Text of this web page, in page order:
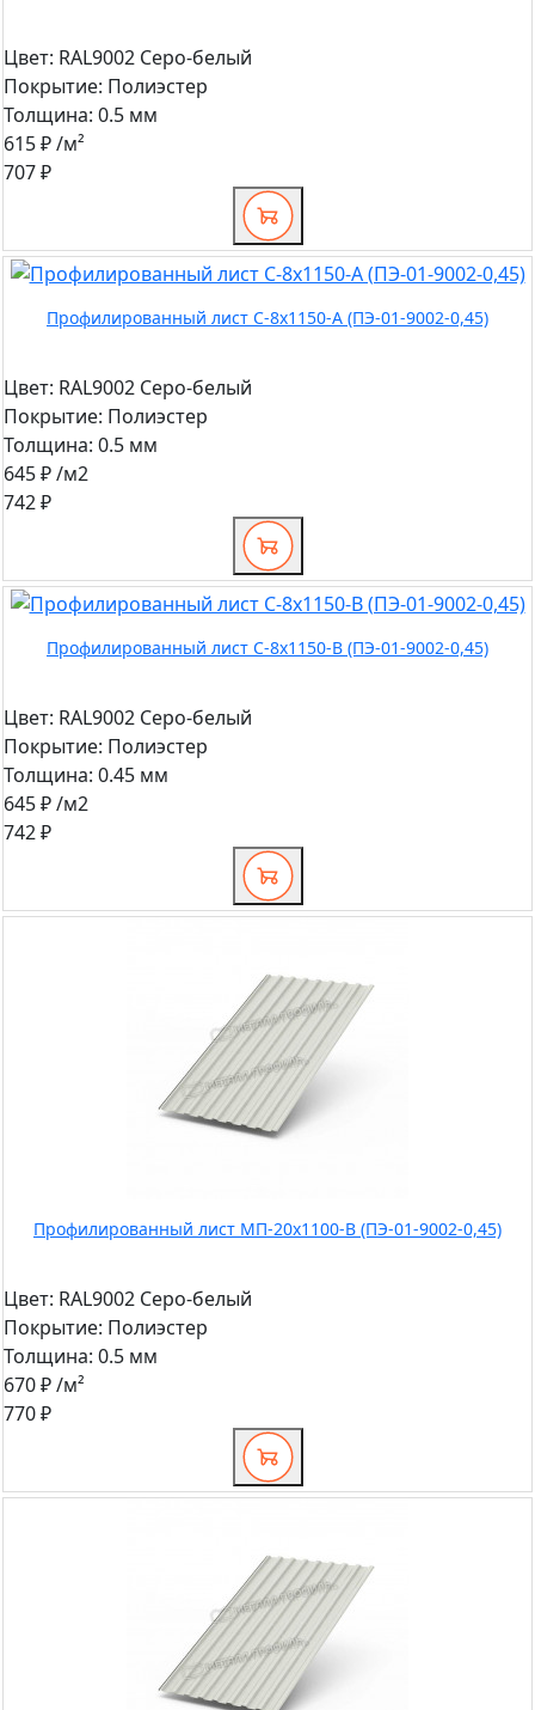
Цвет: RAL9002 Серо-белый
Покрытие: Полиэстер
Толщина: 0.5 мм
615 ₽/м²
707 ₽
Профилированный лист С-8x1150-A (ПЭ-01-9002-0,45)
Цвет: RAL9002 Серо-белый
Покрытие: Полиэстер
Толщина: 0.5 мм
645 ₽/м2
742 ₽
Профилированный лист С-8x1150-B (ПЭ-01-9002-0,45)
Цвет: RAL9002 Серо-белый
Покрытие: Полиэстер
Толщина: 0.45 мм
645 ₽/м2
742 ₽
Профилированный лист МП-20x1100-B (ПЭ-01-9002-0,45)
Цвет: RAL9002 Серо-белый
Покрытие: Полиэстер
Толщина: 0.5 мм
670 ₽/м²
770 ₽